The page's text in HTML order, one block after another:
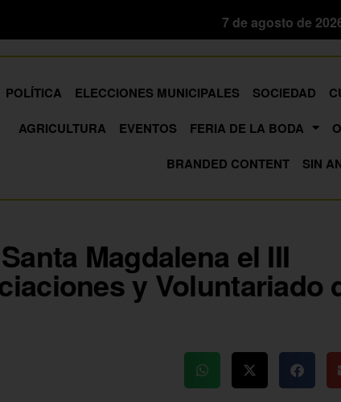
7 de agosto de
POLÍTICA ELECCIONES MUNICIPALES SOCIEDAD
AGRICULTURA
EVENTOS FERIA DE LA BODA
BRANDED CONTENT
SIN
Magdalena el III
y Voluntariado